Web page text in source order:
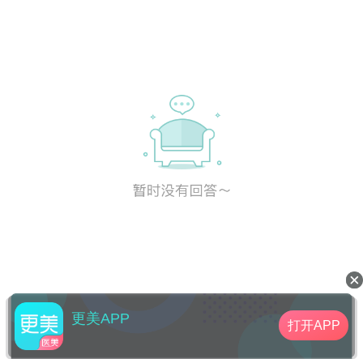
更美APP 打开APP